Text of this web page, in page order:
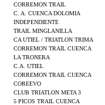
CORREMON TRAIL
C. A. CUENCA DOLOMIA
INDEPENDIENTE
TRAIL MINGLANILLA
CA UTIEL / TRIATLON TRIMA
CORREMON TRAIL CUENCA
LA TRONERA
C.A. UTIEL
CORREMON TRAIL CUENCA
COREEVO
CLUB TRIATLON META 3
5 PICOS TRAIL CUENCA